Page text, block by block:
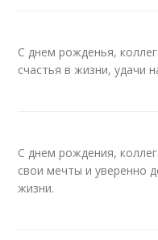
С днем рожденья,
счастья в жизни, удачи
С днем рождения,
свои мечты и уверенно
жизни.